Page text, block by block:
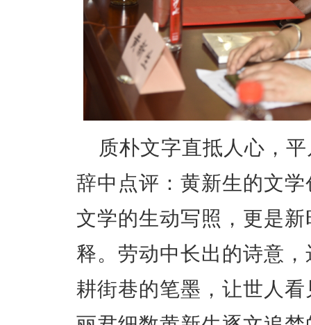
质朴文字直抵人心，
辞中点评：黄新生的文
文学的生动写照，更是
释。劳动中长出的诗意
耕街巷的笔墨，让世人